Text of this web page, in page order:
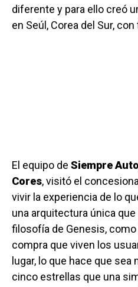
diferente y para ello creó
en Seúl, Corea del Sur,
El equipo de Siempre Auto
Cores, visitó el
vivir la experiencia de lo
una arquitectura única
filosofía de Genesis,
compra que viven los
lugar, lo que hace que sea
cinco estrellas que una